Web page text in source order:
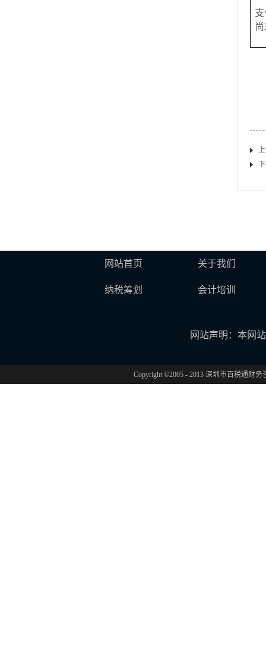
网站首页 关于我们
纳税筹划 会计培训
网站声明：本网
Copyright ©2005 - 2013 深圳市百税通财务